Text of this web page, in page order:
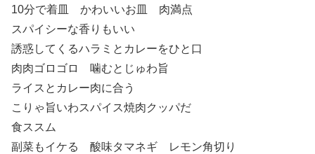
10分で着皿 かわいいお皿 肉満点
スパイシーな香りもいい
誘惑してくるハラミとカレーをひと口
肉肉ゴロゴロ 噛むとじゅわ旨
ライスとカレー肉に合う
こりゃ旨いわスパイス焼肉クッパだ
食ススム
副菜もイケる 酸味タマネギ レモン角切り